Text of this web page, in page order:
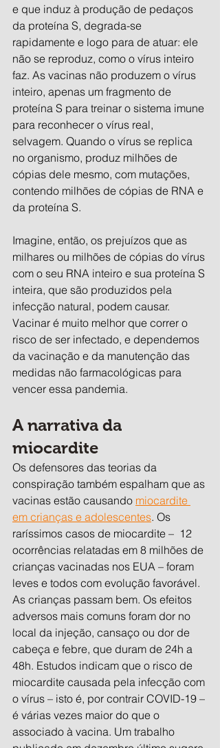
e que induz à produção de pedaços
da proteína S, degrada-se
rapidamente e logo para de atuar: ele
não se reproduz, como o vírus inteiro
faz. As vacinas não produzem o vírus
inteiro, apenas um fragmento de
proteína S para treinar o sistema imune
para reconhecer o vírus real,
selvagem. Quando o vírus se replica
no organismo, produz milhões de
cópias dele mesmo, com mutações,
contendo milhões de cópias de RNA e
da proteína S.
Imagine, então, os prejuízos que as
milhares ou milhões de cópias do vírus
com o seu RNA inteiro e sua proteína S
inteira, que são produzidos pela
infecção natural, podem causar.
Vacinar é muito melhor que correr o
risco de ser infectado, e dependemos
da vacinação e da manutenção das
medidas não farmacológicas para
vencer essa pandemia.
A narrativa da
miocardite
Os defensores das teorias da
conspiração também espalham que as
vacinas estão causando miocardite
em crianças e adolescentes. Os
raríssimos casos de miocardite –  12
ocorrências relatadas em 8 milhões de
crianças vacinadas nos EUA – foram
leves e todos com evolução favorável.
As crianças passam bem. Os efeitos
adversos mais comuns foram dor no
local da injeção, cansaço ou dor de
cabeça e febre, que duram de 24h a
48h. Estudos indicam que o risco de
miocardite causada pela infecção com
o vírus – isto é, por contrair COVID-19 –
é várias vezes maior do que o
associado à vacina. Um trabalho